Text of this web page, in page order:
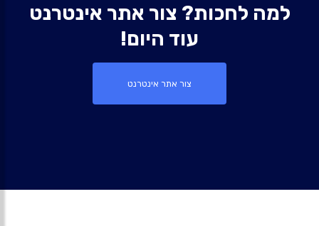
למה לחכות? צור אתר אינטרנט
עוד היום!
צור אתר אינטרנט